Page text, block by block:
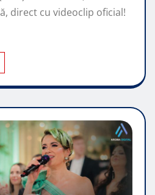
direct cu videoclip oficial!